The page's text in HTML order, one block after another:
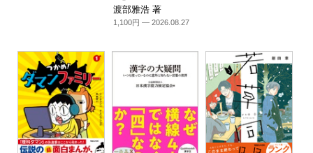
渡部雅浩 著
1,100円 — 2026.08.27